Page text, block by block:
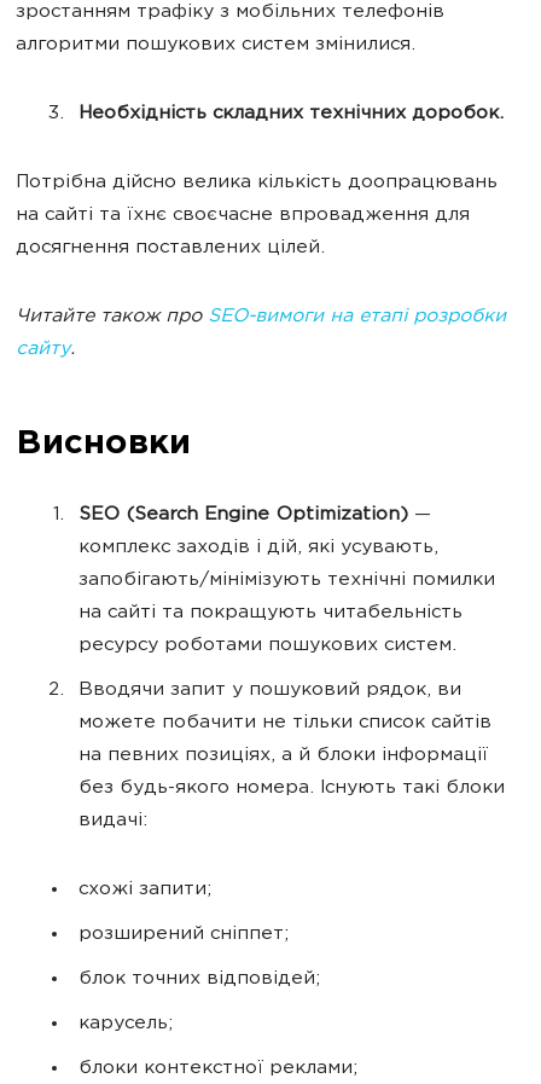
зростанням трафіку з мобільних телефонів
алгоритми пошукових систем змінилися.
Необхідність складних технічних доробок.
Потрібна дійсно велика кількість доопрацювань
на сайті та їхнє своєчасне впровадження для
досягнення поставлених цілей.
Читайте також про SEO-вимоги на етапі розробки
сайту.
Висновки
SEO (Search Engine Optimization) —
комплекс заходів і дій, які усувають,
запобігають/мінімізують технічні помилки
на сайті та покращують читабельність
ресурсу роботами пошукових систем.
Вводячи запит у пошуковий рядок, ви
можете побачити не тільки список сайтів
на певних позиціях, а й блоки інформації
без будь-якого номера. Існують такі блоки
видачі:
схожі запити;
розширений сніппет;
блок точних відповідей;
карусель;
блоки контекстної реклами;